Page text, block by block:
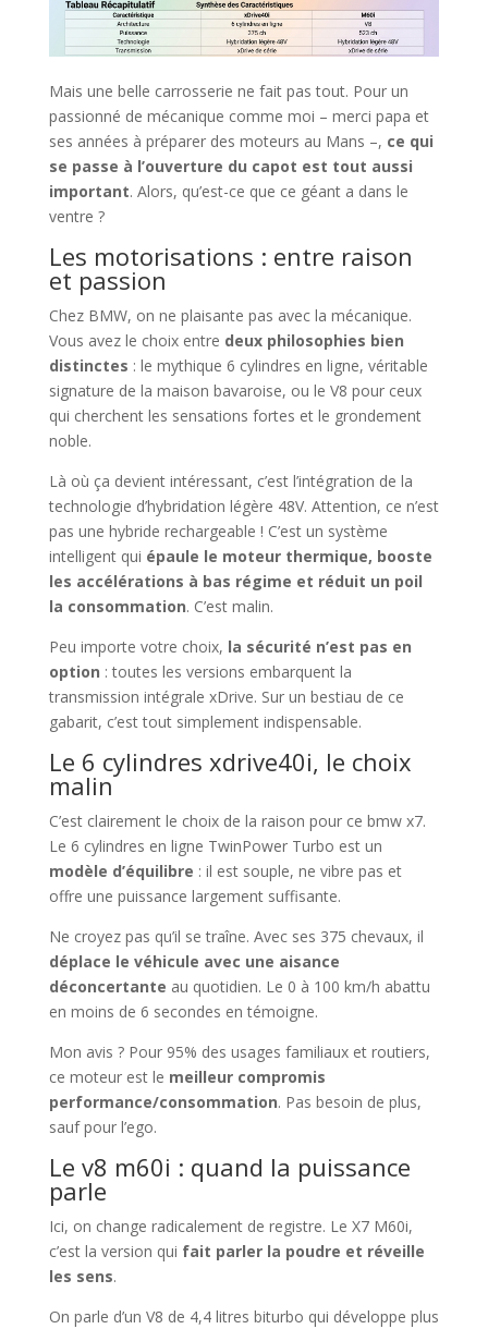
Mais une belle carrosserie ne fait pas tout. Pour un
passionné de mécanique comme moi – merci papa et
ses années à préparer des moteurs au Mans –, ce qui
se passe à l’ouverture du capot est tout aussi
important. Alors, qu’est-ce que ce géant a dans le
ventre ?
Les motorisations : entre raison
et passion
Chez BMW, on ne plaisante pas avec la mécanique.
Vous avez le choix entre deux philosophies bien
distinctes : le mythique 6 cylindres en ligne, véritable
signature de la maison bavaroise, ou le V8 pour ceux
qui cherchent les sensations fortes et le grondement
noble.
Là où ça devient intéressant, c’est l’intégration de la
technologie d’hybridation légère 48V. Attention, ce n’est
pas une hybride rechargeable ! C’est un système
intelligent qui épaule le moteur thermique, booste
les accélérations à bas régime et réduit un poil
la consommation. C’est malin.
Peu importe votre choix, la sécurité n’est pas en
option : toutes les versions embarquent la
transmission intégrale xDrive. Sur un bestiau de ce
gabarit, c’est tout simplement indispensable.
Le 6 cylindres xdrive40i, le choix
malin
C’est clairement le choix de la raison pour ce bmw x7.
Le 6 cylindres en ligne TwinPower Turbo est un
modèle d’équilibre : il est souple, ne vibre pas et
offre une puissance largement suffisante.
Ne croyez pas qu’il se traîne. Avec ses 375 chevaux, il
déplace le véhicule avec une aisance
déconcertante au quotidien. Le 0 à 100 km/h abattu
en moins de 6 secondes en témoigne.
Mon avis ? Pour 95% des usages familiaux et routiers,
ce moteur est le meilleur compromis
performance/consommation. Pas besoin de plus,
sauf pour l’ego.
Le v8 m60i : quand la puissance
parle
Ici, on change radicalement de registre. Le X7 M60i,
c’est la version qui fait parler la poudre et réveille
les sens.
On parle d’un V8 de 4,4 litres biturbo qui développe plus